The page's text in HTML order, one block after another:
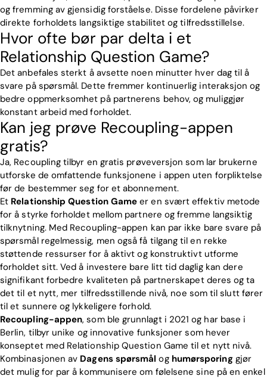
og fremming av gjensidig forståelse. Disse fordelene påvirker
direkte forholdets langsiktige stabilitet og tilfredsstillelse.
Hvor ofte bør par delta i et
Relationship Question Game?
Det anbefales sterkt å avsette noen minutter hver dag til å
svare på spørsmål. Dette fremmer kontinuerlig interaksjon og
bedre oppmerksomhet på partnerens behov, og muliggjør
konstant arbeid med forholdet.
Kan jeg prøve Recoupling-appen
gratis?
Ja, Recoupling tilbyr en gratis prøveversjon som lar brukerne
utforske de omfattende funksjonene i appen uten forpliktelse
før de bestemmer seg for et abonnement.
Et Relationship Question Game er en svært effektiv metode
for å styrke forholdet mellom partnere og fremme langsiktig
tilknytning. Med Recoupling-appen kan par ikke bare svare på
spørsmål regelmessig, men også få tilgang til en rekke
støttende ressurser for å aktivt og konstruktivt utforme
forholdet sitt. Ved å investere bare litt tid daglig kan dere
signifikant forbedre kvaliteten på partnerskapet deres og ta
det til et nytt, mer tilfredsstillende nivå, noe som til slutt fører
til et sunnere og lykkeligere forhold.
Recoupling-appen, som ble grunnlagt i 2021 og har base i
Berlin, tilbyr unike og innovative funksjoner som hever
konseptet med Relationship Question Game til et nytt nivå.
Kombinasjonen av Dagens spørsmål og humørsporinggjør
det mulig for par å kommunisere om følelsene sine på en enkel